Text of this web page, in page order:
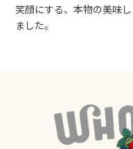
笑顔に​する、​本物の​美味
ました。​